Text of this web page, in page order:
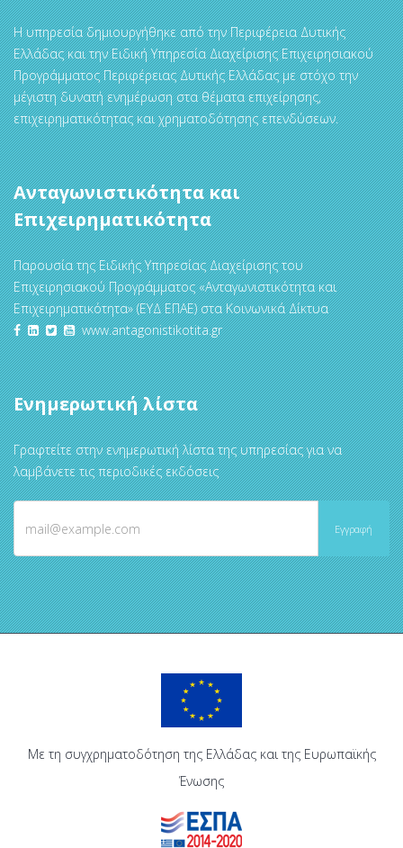
Η υπηρεσία δημιουργήθηκε από την Περιφέρεια Δυτικής
Ελλάδας και την Ειδική Υπηρεσία Διαχείρισης Επιχειρησιακού
Προγράμματος Περιφέρειας Δυτικής Ελλάδας με στόχο την
μέγιστη δυνατή ενημέρωση στα θέματα επιχείρησης,
επιχειρηματικότητας και χρηματοδότησης επενδύσεων.
Ανταγωνιστικότητα και
Επιχειρηματικότητα
Παρουσία της Ειδικής Υπηρεσίας Διαχείρισης του
Επιχειρησιακού Προγράμματος «Ανταγωνιστικότητα και
Επιχειρηματικότητα» (ΕΥΔ ΕΠΑΕ) στα Κοινωνικά Δίκτυα
www.antagonistikotita.gr
Ενημερωτική λίστα
Γραφτείτε στην ενημερωτική λίστα της υπηρεσίας για να
λαμβάνετε τις περιοδικές εκδόσεις
Με τη συγχρηματοδότηση της Ελλάδας και της Ευρωπαϊκής
Ένωσης